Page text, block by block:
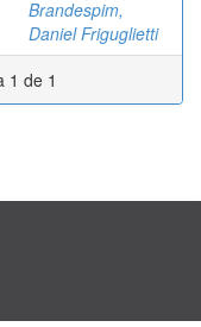
Brandespim,
Daniel Friguglietti
1 de 1